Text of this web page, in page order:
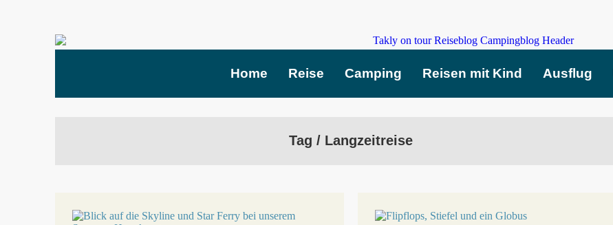
Home Reise Camping Reisen mit Kind Ausflug
Tag / Langzeitreise